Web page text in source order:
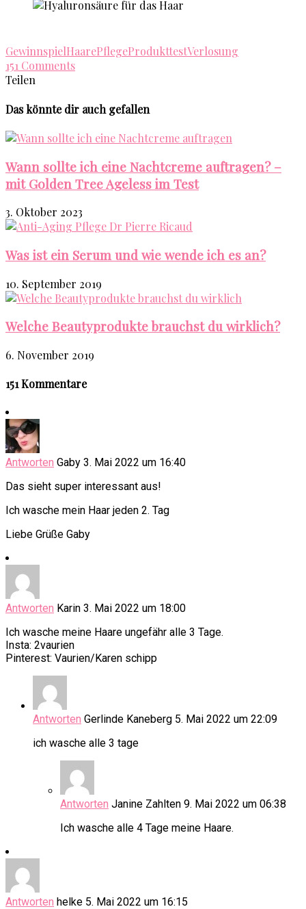
GewinnspielHaarePflegeProdukttestVerlosung
151 Comments
Teilen
Das könnte dir auch gefallen
Wann sollte ich eine Nachtcreme auftragen? –
mit Golden Tree Ageless im Test
3. Oktober 2023
Was ist ein Serum und wie wende ich es an?
10. September 2019
Welche Beautyprodukte brauchst du wirklich?
6. November 2019
151 Kommentare
Antworten Gaby 3. Mai 2022 um 16:40
Das sieht super interessant aus!
Ich wasche mein Haar jeden 2. Tag
Liebe Grüße Gaby
Antworten Karin 3. Mai 2022 um 18:00
Ich wasche meine Haare ungefähr alle 3 Tage.
Insta: 2vaurien
Pinterest: Vaurien/Karen schipp
Antworten Gerlinde Kaneberg 5. Mai 2022 um 22:09
ich wasche alle 3 tage
Antworten Janine Zahlten 9. Mai 2022 um 06:38
Ich wasche alle 4 Tage meine Haare.
Antworten helke 5. Mai 2022 um 16:15